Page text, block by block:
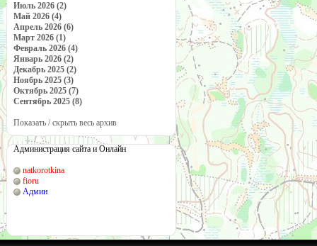
Июль 2026 (2)
Май 2026 (4)
Апрель 2026 (6)
Март 2026 (1)
Февраль 2026 (4)
Январь 2026 (2)
Декабрь 2025 (2)
Ноябрь 2025 (3)
Октябрь 2025 (7)
Сентябрь 2025 (8)
Показать / скрыть весь архив
Администрация сайта и Онлайн
natkorotkina
fioru
Админ